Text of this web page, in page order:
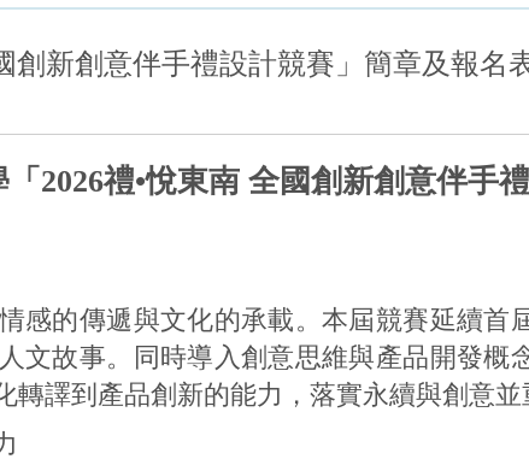
創新創意伴手禮設計競賽」簡章及報名
2026禮•悅東南 全國創新創意伴手禮
的傳遞與文化的承載。本屆競賽延續首
文故事。同時導入創意思維與產品開發概
譯到產品創新的能力，落實永續與創意並